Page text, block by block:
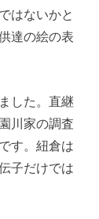
はないかと
達の絵の表
した。直継
川家の調査
す。紐倉は
子だけでは